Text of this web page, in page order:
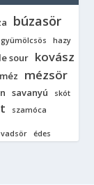
búzasör
gyümölcsös
hazy
sour kovász
méz mézsör
savanyú skót
szamóca
vadsör édes